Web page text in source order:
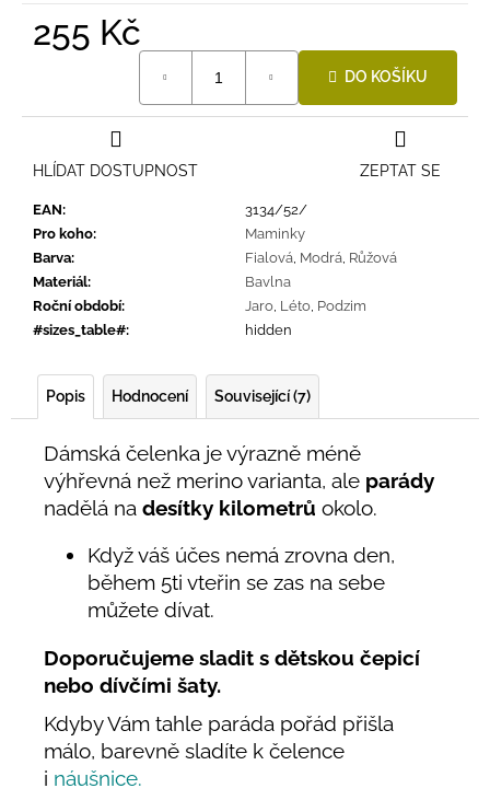
255 Kč
DO KOŠÍKU
EAN:
3134/52/
Pro koho:
Maminky
Barva: Fialová Modrá Růžová
Materiál:
Bavlna
Roční období: Jaro Léto Podzim
#sizes_table#: hidden
ZEPTAT SE
HLÍDAT DOSTUPNOST
Popis Hodnocení Související (7)
Dámská čelenka je výrazně méně
výhřevná než merino varianta, ale parády
nadělá na desítky kilometrů okolo.
Když váš účes nemá zrovna den,
během 5ti vteřin se zas na sebe
můžete dívat.
Doporučujeme sladit s dětskou čepicí
nebo dívčími šaty.
Kdyby Vám tahle paráda pořád přišla
málo, barevně sladíte k čelence
i náušnice.